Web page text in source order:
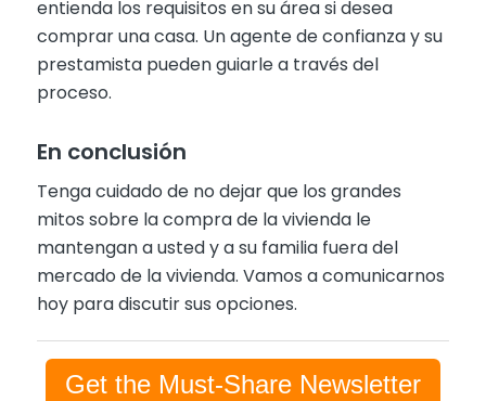
entienda los requisitos en su área si desea
comprar una casa. Un agente de confianza y su
prestamista pueden guiarle a través del
proceso.
En conclusión
Tenga cuidado de no dejar que los grandes
mitos sobre la compra de la vivienda le
mantengan a usted y a su familia fuera del
mercado de la vivienda. Vamos a comunicarnos
hoy para discutir sus opciones.
Get the Must-Share Newsletter